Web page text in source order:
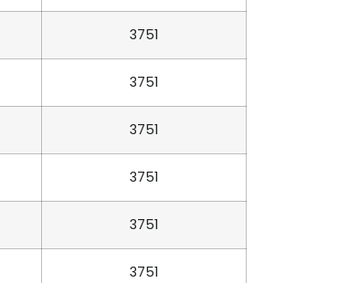
3751
3751
3751
3751
3751
3751